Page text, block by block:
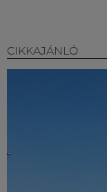
CIKKAJÁNLÓ